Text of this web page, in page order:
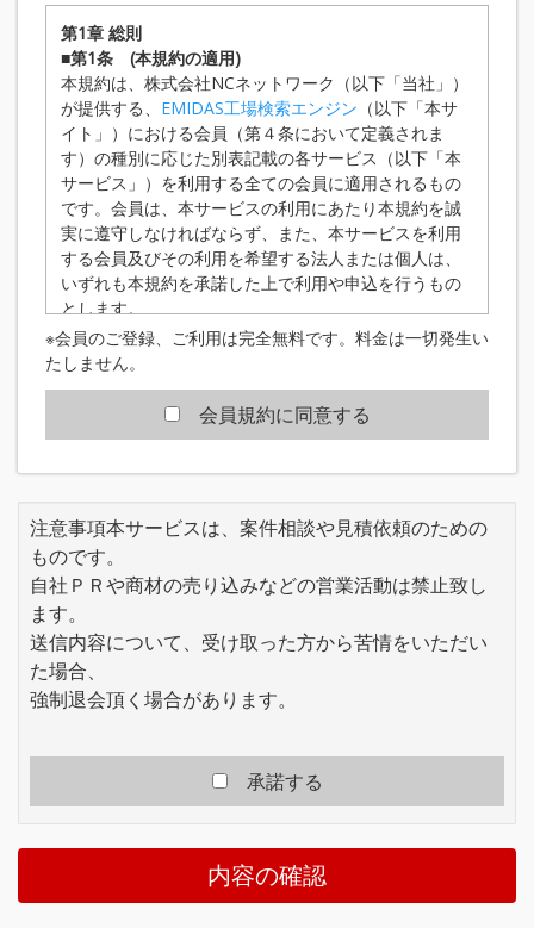
第1章 総則
■第1条 (本規約の適用)
本規約は、株式会社NCネットワーク（以下「当社」）
が提供する、 EMIDAS工場検索エンジン （以下「本サ
イト」）における会員（第４条において定義されま
す）の種別に応じた別表記載の各サービス（以下「本
サービス」）を利用する全ての会員に適用されるもの
です。会員は、本サービスの利用にあたり本規約を誠
実に遵守しなければならず、また、本サービスを利用
する会員及びその利用を希望する法人または個人は、
いずれも本規約を承諾した上で利用や申込を行うもの
とします。
■第2条 （規約の変更等）
当社は、状況の変化その他の相当の事由がある
員の一般の利益に適合するとき、またはその変
約を変更する旨、変更内容及び効力発生時期を
本サイトで通知または公表する方法により会員
に周知し、会員が本規約の変更後に本サービス
同意したものとみなします。
当社は、本規約の変更により会員に生じる損害
本サービスは、会員の氏名もしくは会社名また
は会社情報等を登録し、当社がインターネット
や発注等に役立てるものです。
会員は、本規約のほか当社が必要に応じて定め
る規約・規則にしたがって契約した内容に沿っ
※会員のご登録、ご利用は完全無料です。料金は一切発生い
たしません。
会員規約に同意する
注意事項本サービスは、案件相談や見積依頼のための
ものです。
自社ＰＲや商材の売り込みなどの営業活動は禁止致し
ます。
送信内容について、受け取った方から苦情をいただい
た場合、
強制退会頂く場合があります。
承諾する
内容の確認